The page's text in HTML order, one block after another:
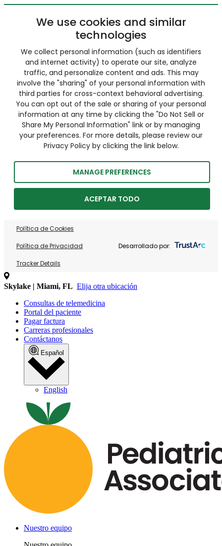
We use cookies and similar
technologies
We collect personal information (such as identifiers
and internet activity) to operate our site, analyze
traffic, and personalize content and ads. This may
involve the "sharing" of your personal information with
third parties for cross-context behavioral advertising.
You can opt out of the sale or sharing of your personal
information at any time by clicking the "Do Not Sell or
Share My Personal Information" link or by managing
your preferences. For more details, please review our
Privacy Policy by clicking the link below.
MANAGE PREFERENCES
ACEPTAR TODO
Política de Cookies
Política de Privacidad
Tracker Details
Desarrollado por:
Skylake | Miami, FL Elija otra ubicación
Consultas de telemedicina
Portal del paciente
Pagar factura
Carreras profesionales
Contáctanos
Español
English
Nuestro equipo